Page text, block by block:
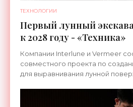
ТЕХНОЛОГИИ
Первый лунный
к 2028 году - «Техника»
Компании Interlune и Vermeer
совместного проекта по
для выравнивания лунной